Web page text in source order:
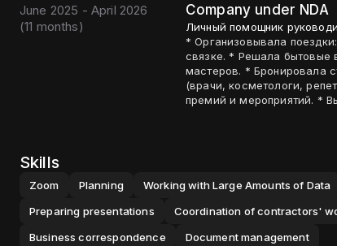
June 2025 - April 2026
(11 months)
Company under NDA
Личный помощник
* Организовывала
связке. * Решала бытовые вопросы: координировала клининговые услуги и вызов
мастеров. * Бронировала
(врачи, косметологи,
премий и мероприятий. *
Skills
Zoom Planning Working with Large Amounts of Data
Preparing presentations
Coordination of contractors'
Business correspondence
Document management